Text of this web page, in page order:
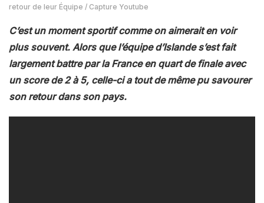
retour de leur Équipe / Capture Youtube
C’est un moment sportif comme on aimerait en voir
plus souvent. Alors que l’équipe d’Islande s’est fait
largement battre par la France en quart de finale avec
un score de 2 à 5, celle-ci a tout de même pu savourer
son retour dans son pays.